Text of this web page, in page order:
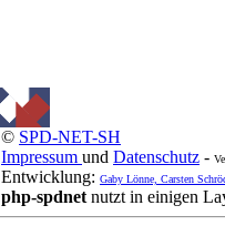
© SPD-NET-SH
Impressum und Datenschutz -
Entwicklung: Gaby Lönne, Carsten
php-spdnet nutzt in einigen